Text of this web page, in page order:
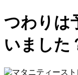
つわりは
いました